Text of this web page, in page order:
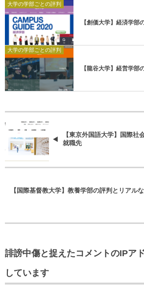
大学の学部ごとの評判
【創価大学】経済学部
大学の学部ごとの評判
【龍谷大学】経営学部
【東京外国語大学】国際社
就職先
【国際基督教大学】教養学部の評判とリアル
誹謗中傷と捉えたコメントのIPア
しています